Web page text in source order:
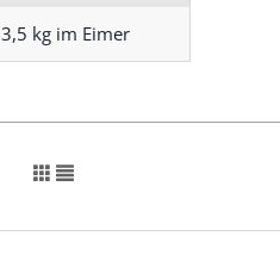
3,5 kg im Eimer